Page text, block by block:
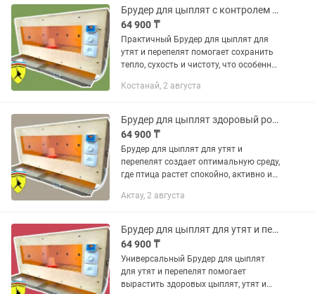
Брудер для цыплят с контролем температуры и света
64 900 ₸
Практичный Брудер для цыплят для
утят и перепелят помогает сохранить
тепло, сухость и чистоту, что особенно
Брудер для цыплят для утят и
Костанай, 2 августа
Брудер для цыплят здоровый рост без потерь
64 900 ₸
Брудер для цыплят для утят и
перепелят создает оптимальную среду,
где птица растет спокойно, активно и
Продуманный Брудер для цыплят для
Актау, 2 августа
Брудер для цыплят для утят и перепелят под ключ
64 900 ₸
Универсальный Брудер для цыплят
для утят и перепелят помогает
вырастить здоровых цыплят, утят и